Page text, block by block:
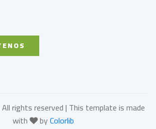
rights reserved | This template is made
with
byColorlib